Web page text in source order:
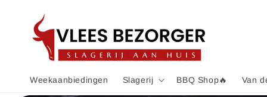
naar de
content
Weekaanbiedingen Slagerij BBQ Shop🔥 Van